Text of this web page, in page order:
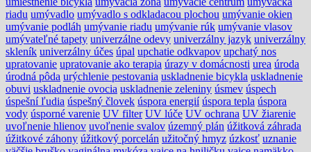
riadu umývadlo umývadlo s odkladacou plochou umývanie okien
umývanie podláh umývanie riadu umývanie rúk umývanie vlasov
umývateľné tapety univerzálne odevy univerzálny jazyk univerzálny
skleník univerzálny účes úpal upchatie odkvapov upchatý nos
upratovanie upratovanie ako terapia úrazy v domácnosti urea úroda
úrodná pôda urýchlenie pestovania uskladnenie bicykla uskladnenie
obuvi uskladnenie ovocia uskladnenie zeleniny úsmev úspech
úspešní ľudia úspešný človek úspora energií úspora tepla úspora
vody úsporné varenie UV filter UV lúče UV ochrana UV žiarenie
uvoľnenie hlienov uvoľnenie svalov územný plán úžitková záhrada
úžitkové záhony úžitkový porcelán užitočný hmyz úzkosť uznanie